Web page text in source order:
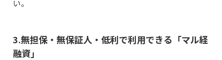
い。
3.無担保・無保証人・低利で利用できる「マル経
融資」